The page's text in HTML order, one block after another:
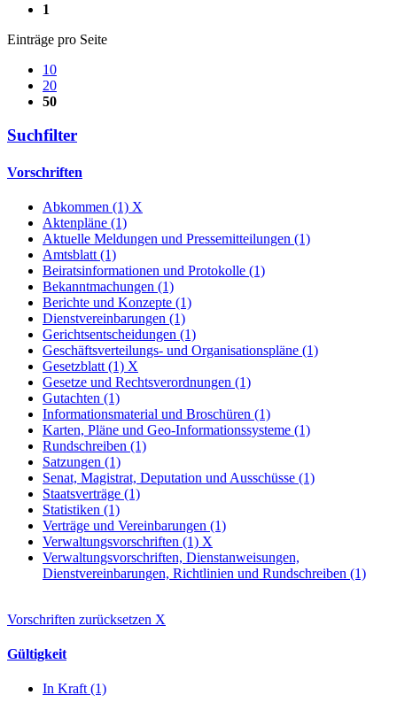
1
Einträge pro Seite
10
20
50
Suchfilter
Vorschriften
Abkommen (1) X
Aktenpläne (1)
Aktuelle Meldungen und Pressemitteilungen (1)
Amtsblatt (1)
Beiratsinformationen und Protokolle (1)
Bekanntmachungen (1)
Berichte und Konzepte (1)
Dienstvereinbarungen (1)
Gerichtsentscheidungen (1)
Geschäftsverteilungs- und Organisationspläne (1)
Gesetzblatt (1) X
Gesetze und Rechtsverordnungen (1)
Gutachten (1)
Informationsmaterial und Broschüren (1)
Karten, Pläne und Geo-Informationssysteme (1)
Rundschreiben (1)
Satzungen (1)
Senat, Magistrat, Deputation und Ausschüsse (1)
Staatsverträge (1)
Statistiken (1)
Verträge und Vereinbarungen (1)
Verwaltungsvorschriften (1) X
Verwaltungsvorschriften, Dienstanweisungen,
Dienstvereinbarungen, Richtlinien und Rundschreiben (1)
Vorschriften zurücksetzen X
Gültigkeit
In Kraft (1)